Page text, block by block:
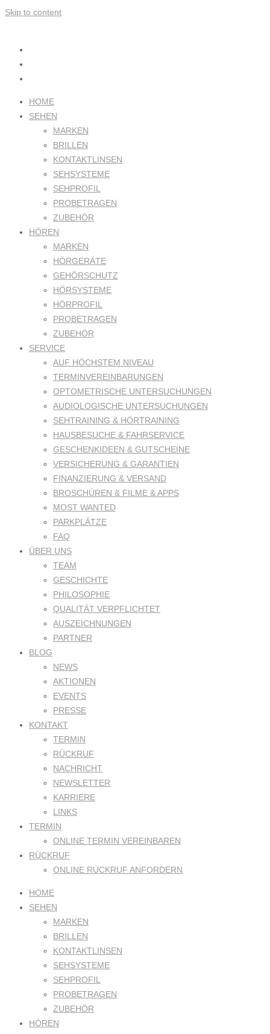
Skip to content
HOME
SEHEN
MARKEN
BRILLEN
KONTAKTLINSEN
SEHSYSTEME
SEHPROFIL
PROBETRAGEN
ZUBEHÖR
HÖREN
MARKEN
HÖRGERÄTE
GEHÖRSCHUTZ
HÖRSYSTEME
HÖRPROFIL
PROBETRAGEN
ZUBEHÖR
SERVICE
AUF HÖCHSTEM NIVEAU
TERMINVEREINBARUNGEN
OPTOMETRISCHE UNTERSUCHUNGEN
AUDIOLOGISCHE UNTERSUCHUNGEN
SEHTRAINING & HÖRTRAINING
HAUSBESUCHE & FAHRSERVICE
GESCHENKIDEEN & GUTSCHEINE
VERSICHERUNG & GARANTIEN
FINANZIERUNG & VERSAND
BROSCHÜREN & FILME & APPS
MOST WANTED
PARKPLÄTZE
FAQ
ÜBER UNS
TEAM
GESCHICHTE
PHILOSOPHIE
QUALITÄT VERPFLICHTET
AUSZEICHNUNGEN
PARTNER
BLOG
NEWS
AKTIONEN
EVENTS
PRESSE
KONTAKT
TERMIN
RÜCKRUF
NACHRICHT
NEWSLETTER
KARRIERE
LINKS
TERMIN
ONLINE TERMIN VEREINBAREN
RÜCKRUF
ONLINE RÜCKRUF ANFORDERN
HOME
SEHEN
MARKEN
BRILLEN
KONTAKTLINSEN
SEHSYSTEME
SEHPROFIL
PROBETRAGEN
ZUBEHÖR
HÖREN